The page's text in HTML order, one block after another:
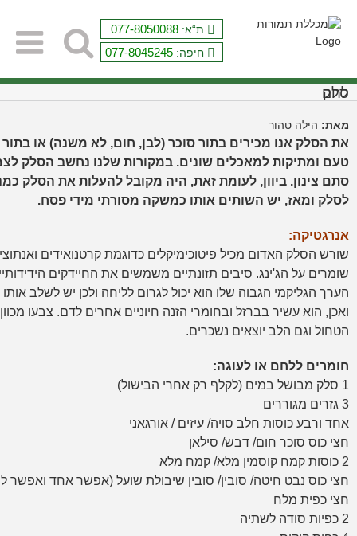
content
ת“א: 077-8050088
חיפה: 077-8045245
לחם סלק
מאת: הילה טהור
את הסלק אנו מכירים בתור סוכר (לבן, חום, לא משנה) או
טעם ומתיקות למאכלים שונים. במקורות שלנו נחשב הסלק
סתם צינון. ביוון, לעומת זאת, היה מקובל להעלות את הסלק
לסלק ומאז, יש השותים אותו כמשקה מסורתי מידי פסח.
אנרגטיקה:
שורש הסלק האדום מכיל פיטוכימיקלים כדוגמת קרטנואידים
שומרים על הג'ינג. סיבים תזונתיים משמשים את החיידקים
הערך הגליקמי הגבוה שלו הוא יכול לגרום לליחה ולכן יש לשלב
ואכן, הוא עשיר בברזל ובחומרי הזנה חיוניים אחרים לדם. צבעו
הטחול וגם הלב יוצאים נשכרים.
חומרים ללחם או לעוגה:
1 סלק מבושל במים (לקלף רק אחרי הבישול)
3 גזרים מגוררים
אחד ורבע כוסות חלב סויה/ עיזים / אורגאני
חצי כוס סוכר חום/ דבש/ סילאן
2 כוסות קמח קוסמין מלא/ קמח מלא
חצי כוס נבט חיטה/ סובין/ סובין שיבולת שועל (אפשר אחד ואפשר
חצי כפית מלח
2 כפיות סודה לשתיה